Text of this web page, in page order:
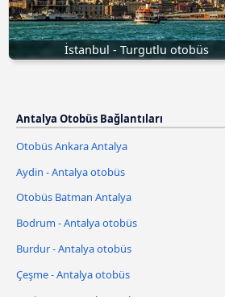
İstanbul - Turgutlu otobüs
Antalya Otobüs Bağlantıları
Otobüs Ankara Antalya
Aydin - Antalya otobüs
Otobüs Batman Antalya
Bodrum - Antalya otobüs
Burdur - Antalya otobüs
Çeşme - Antalya otobüs